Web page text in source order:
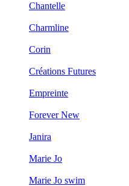
Chantelle
Charmline
Corin
Créations Futures
Empreinte
Forever New
Janira
Marie Jo
Marie Jo swim